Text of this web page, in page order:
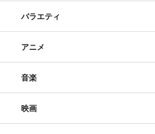
バラエティ
アニメ
音楽
映画